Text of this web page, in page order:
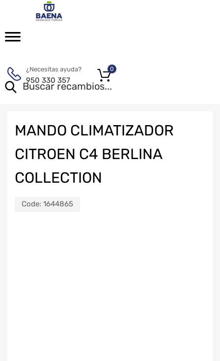
¿Necesitas ayuda?
950 330 357
0
MANDO CLIMATIZADOR
CITROEN C4 BERLINA
COLLECTION
Code: 1644865